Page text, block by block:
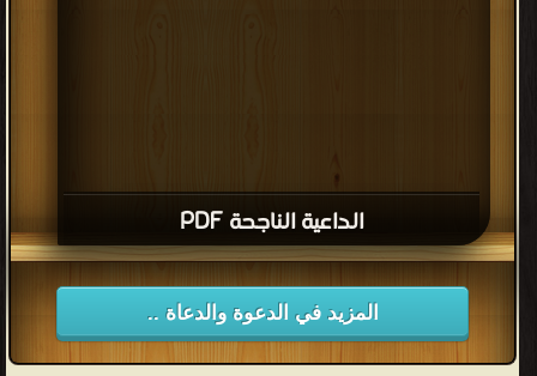
الداعية الناجحة PDF
المزيد في الدعوة والدعاة ..